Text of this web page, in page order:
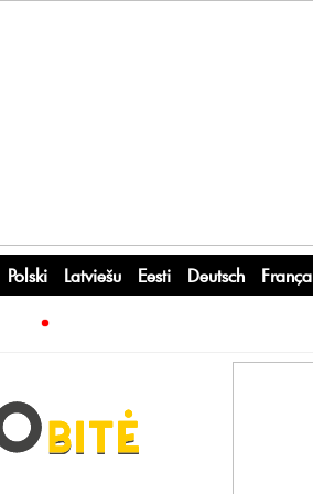
Polski Latviešu Eesti Deutsch